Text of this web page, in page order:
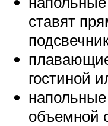
ставят
гостиной
объемной